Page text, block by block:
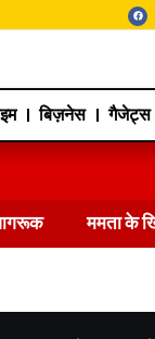
बिज़नेस गैजेट्स
ममता के